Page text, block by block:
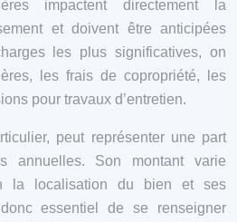
impactent directement la
et doivent être anticipées
les plus significatives, on
les frais de copropriété, les
pour travaux d’entretien.
peut représenter une part
annuelles. Son montant varie
la localisation du bien et ses
essentiel de se renseigner